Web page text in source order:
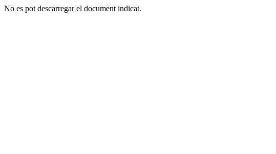
No es pot descarregar el document indicat.